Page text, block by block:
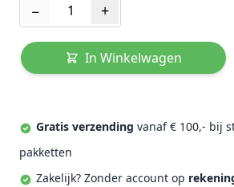
− +
In Winkelwagen
Gratis verzending vanaf € 100,- bij
pakketten
Zakelijk? Zonder account op